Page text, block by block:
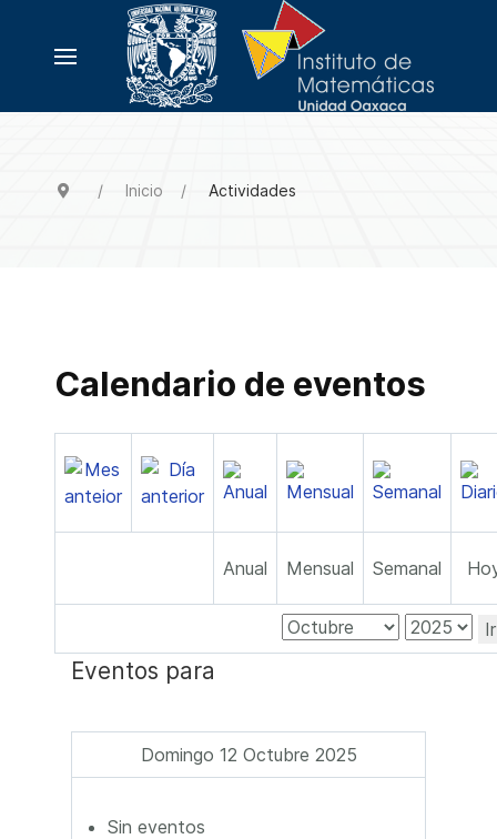
Inicio Actividades
Calendario de eventos
Anual Mensual Semanal
Eventos para
Domingo 12 Octubre 2025
Sin eventos